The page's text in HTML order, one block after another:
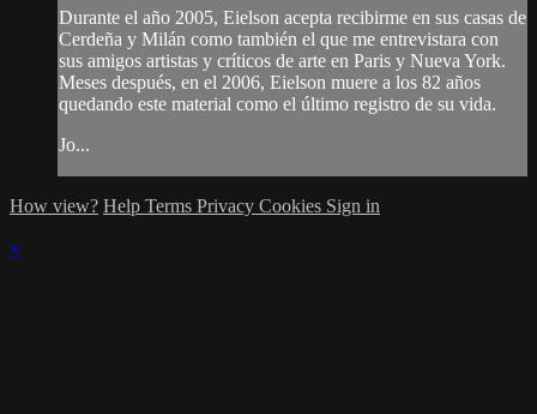
Durante el año 2005, Eielson acepta recibirme en sus casas de
Cerdeña y Milán como también el que me entrevistara con
sus amigos artistas y críticos de arte en Paris y Nueva York.
Meses después, en el 2006, Eielson muere a los 82 años
quedando este material como el último registro de su vida.
Jo...
How view? Help Terms Privacy Cookies Sign in
×